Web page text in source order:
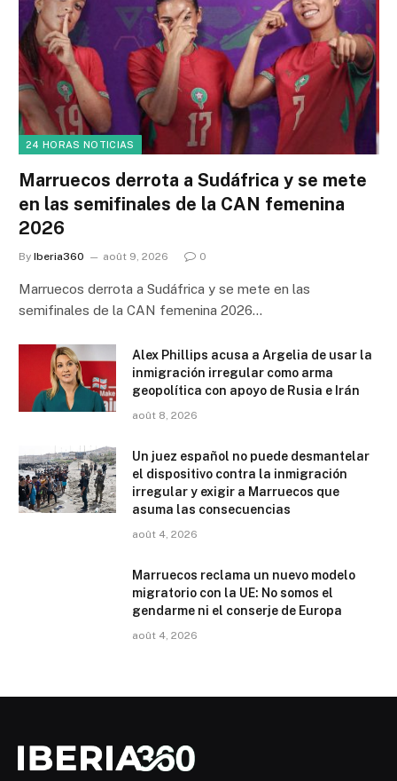
24 HORAS NOTICIAS
Marruecos derrota a Sudáfrica y se mete
en las semifinales de la CAN femenina
2026
By Iberia360 août 9, 2026 0
Marruecos derrota a Sudáfrica y se mete en las
semifinales de la CAN femenina 2026…
Alex Phillips acusa a Argelia de usar la
inmigración irregular como arma
geopolítica con apoyo de Rusia e Irán
août 8, 2026
Un juez español no puede desmantelar
el dispositivo contra la inmigración
irregular y exigir a Marruecos que
asuma las consecuencias
août 4, 2026
Marruecos reclama un nuevo modelo
migratorio con la UE: No somos el
gendarme ni el conserje de Europa
août 4, 2026